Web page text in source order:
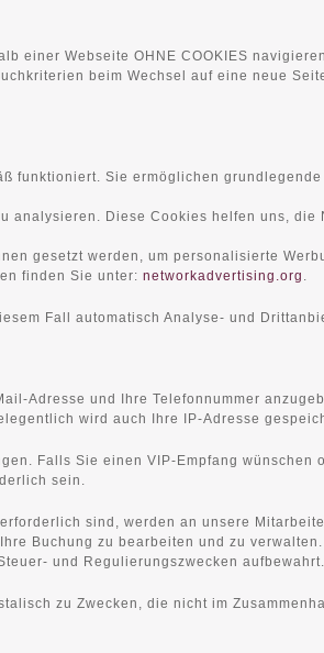
einer Webseite OHNE COOKIES
beim Wechsel auf eine neue
funktioniert. Sie ermöglichen
analysieren. Diese Cookies helfen uns, die
gesetzt werden, um personalisierte
finden Sie unter: networkadvertising.org .
Fall automatisch Analyse- und
Adresse und Ihre Telefonnummer
wird auch Ihre IP-Adresse
Falls Sie einen VIP-Empfang wünschen
sein.
sind, werden an unsere
Buchung zu bearbeiten und zu
und Regulierungszwecken aufbewahrt.
zu Zwecken, die nicht im